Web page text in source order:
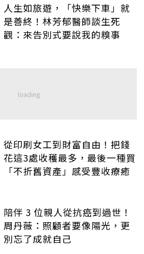
人生如旅遊，「快樂下車」就
是善終！林芳郁醫師談生死
觀：來告別式要說我的糗事
從印刷女工到財富自由！把錢
花這3處收穫最多，最後一種買
「不折舊資產」感受豐收療癒
陪伴 3 位親人從抗癌到過世！
周丹薇：照顧者要像陽光，更
別忘了成就自己